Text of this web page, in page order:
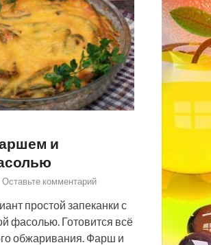
и
Оставьте комментарий
простой запеканки с
фасолью. Готовится всё
обжаривания. Фарш и